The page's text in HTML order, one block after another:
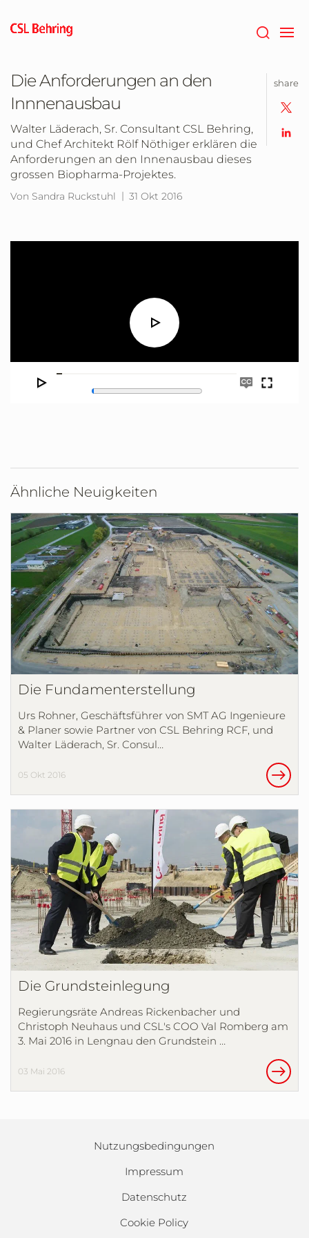
Hauptinhalt
springen
Die Anforderungen an den
Innnenausbau
Walter Läderach, Sr. Consultant CSL Behring,
und Chef Architekt Rölf Nöthiger erklären die
Anforderungen an den Innenausbau dieses
grossen Biopharma-Projektes.
Von Sandra Ruckstuhl 31 Okt 2016
Play
share
Ähnliche Neuigkeiten
Die Fundamenterstellung
Urs Rohner, Geschäftsführer von SMT AG Ingenieure
& Planer sowie Partner von CSL Behring RCF, und
Walter Läderach, Sr. Consul…
05 Okt 2016
Die Grundsteinlegung
Regierungsräte Andreas Rickenbacher und
Christoph Neuhaus und CSL's COO Val Romberg am
3. Mai 2016 in Lengnau den Grundstein …
03 Mai 2016
Nutzungsbedingungen
Impressum
Datenschutz
Cookie Policy